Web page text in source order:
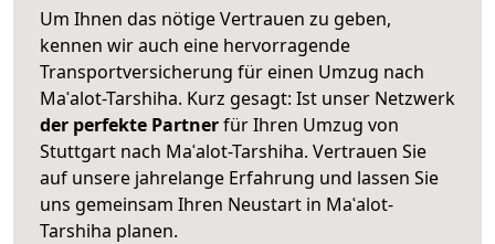
Um Ihnen das nötige Vertrauen zu geben,
kennen wir auch eine hervorragende
Transportversicherung für einen Umzug nach
Maʿalot-Tarshiha. Kurz gesagt: Ist unser Netzwerk
der perfekte Partnerfür Ihren Umzug von
Stuttgart nach Maʿalot-Tarshiha. Vertrauen Sie
auf unsere jahrelange Erfahrung und lassen Sie
uns gemeinsam Ihren Neustart in Maʿalot-
Tarshiha planen.